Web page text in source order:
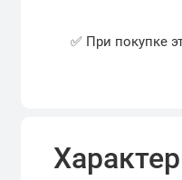
✅ При покупке